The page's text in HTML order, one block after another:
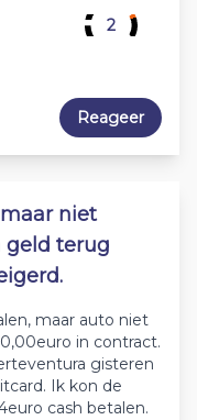
2
Reageer
niet
geld terug
maar auto niet
in contract.
gisteren
Ik kon de
cash betalen.